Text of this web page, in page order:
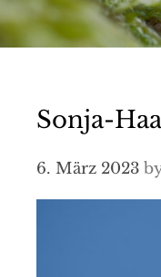
Sonja-
6. März 2023